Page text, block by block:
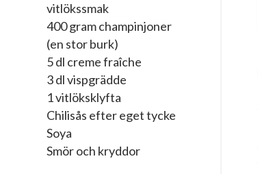
vitlökssmak
400 gram champinjoner
(en stor burk)
5 dl creme fraîche
3 dl vispgrädde
1 vitlöksklyfta
Chilisås efter eget tycke
Soya
Smör och kryddor